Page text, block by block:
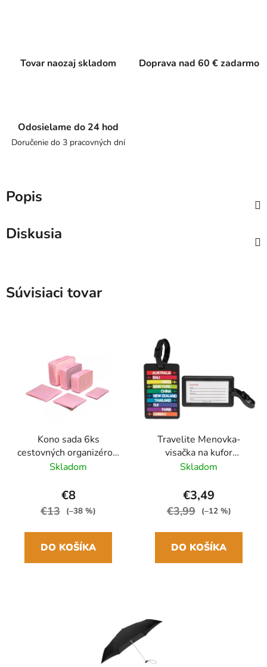
Tovar naozaj skladom Doprava nad 60 € zadarmo
Odosielame do 24 hod
Doručenie do 3 pracovných dní
Popis
Diskusia
Súvisiaci tovar
Kono sada 6ks
cestovných organizérov,
boxov do kufra Ružová
Skladom
€8
€13 (–38 %)
DO KOŠÍKA
Travelite Menovka-
visačka na kufor
Multicolor Cities
Skladom
€3,49
€3,99 (–12 %)
DO KOŠÍKA